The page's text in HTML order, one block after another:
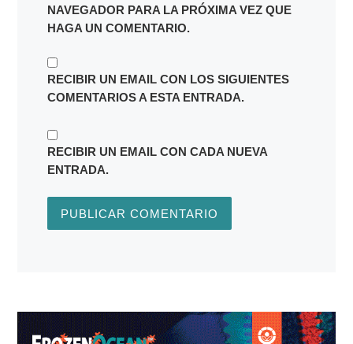
NAVEGADOR PARA LA PRÓXIMA VEZ QUE
HAGA UN COMENTARIO.
RECIBIR UN EMAIL CON LOS SIGUIENTES
COMENTARIOS A ESTA ENTRADA.
RECIBIR UN EMAIL CON CADA NUEVA
ENTRADA.